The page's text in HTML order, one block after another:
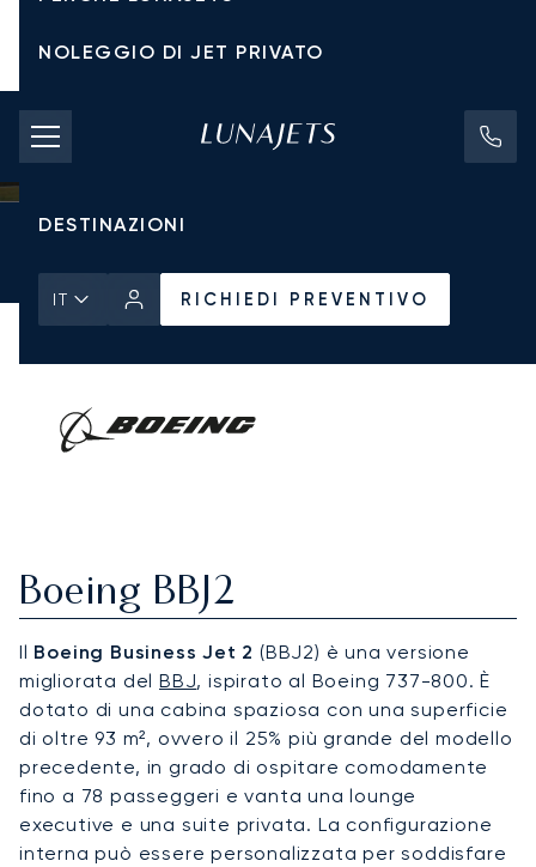
NOLEGGIO DI JET PRIVATO
TARIFFE DI NOLEGGIO
JET PRIVATI
DESTINAZIONI
IT RICHIEDI PREVENTIVO
Boeing BBJ2
Il Boeing Business Jet 2 (BBJ2) è una versione
migliorata delBBJ, ispirato al Boeing 737-800. È
dotato di una cabina spaziosa con una superficie
di oltre 93 m², ovvero il 25% più grande del modello
precedente, in grado di ospitare comodamente
fino a 78 passeggeri e vanta una lounge
executive e una suite privata. La configurazione
interna può essere personalizzata per soddisfare